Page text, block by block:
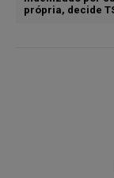
própria, decide